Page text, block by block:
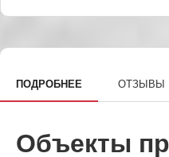
ПОДРОБНЕЕ ОТЗЫВЫ
Объекты